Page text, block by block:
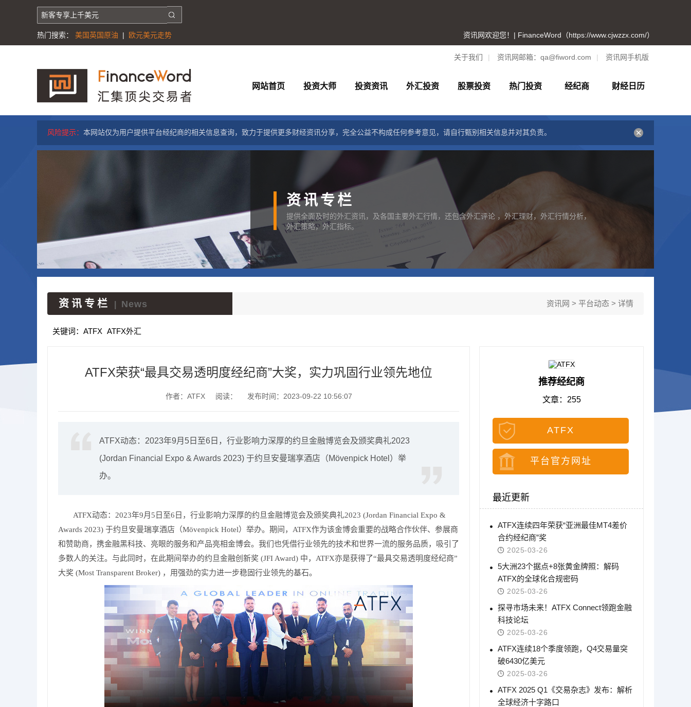
热门搜索： 美国英国原油 | 欧元美元走势 资讯网欢迎您！| FinanceWord（https://www.cjwzzx.com/）
关于我们 | 资讯网邮箱： qa@fiword.com | 资讯网手机版
网站首页 投资大师 投资资讯 外汇投资 股票投资 热门投资 经纪商 财经日历
风险提示： 本网站仅为用户提供平台经纪商的相关信息查询，致力于提供更多财经资讯分享，完全公益不构成任何参考意见，请自行甄别相关信息并对其负责。
资讯专栏
提供全面及时的外汇资讯，及各国主要外汇行情，还包含外汇评论 ，外汇理财，外汇行情分析，
外汇策略，外汇指标。
资讯专栏 News 资讯网 > 平台动态 > 详情
关键词： ATFX ATFX外汇
ATFX荣获“最具交易透明度经纪商”大奖，实力巩固行业领先地位
作者：ATFX 阅读： 发布时间：2023-09-22 10:56:07
ATFX动态：2023年9月5日至6日，行业影响力深厚的约旦金融博览会及颁奖典礼2023
(Jordan Financial Expo & Awards 2023) 于约旦安曼瑞享酒店（Mövenpick Hotel）举
办。
ATFX动态： 2023年9月5日至6日，行业影响力深厚的约旦金融博览会及颁奖典礼2023 (Jordan Financial Expo &
Awards 2023) 于约旦安曼瑞享酒店（Mövenpick Hotel）举办。期间，ATFX作为该金博会重要的战略合作伙伴、参展商
和赞助商，携金融黑科技、亮眼的服务和产品亮相金博会。我们也凭借行业领先的技术和世界一流的服务品质，吸引了
多数人的关注。与此同时，在此期间举办的约旦金融创新奖 (JFI Award) 中，ATFX亦是获得了“最具交易透明度经纪商”
大奖 (Most Transparent Broker) ，用强劲的实力进一步稳固行业领先的基石。
推荐经纪商
文章：255
ATFX
平台官方网址
最近更新
ATFX连续四年荣获“亚洲最佳MT4差价
合约经纪商”奖
2025-03-26
5大洲23个据点+8张黄金牌照：解码
ATFX的全球化合规密码
2025-03-26
探寻市场未来！ATFX Connect领跑金融
科技论坛
2025-03-26
ATFX连续18个季度领跑，Q4交易量突
破6430亿美元
2025-03-26
ATFX 2025 Q1《交易杂志》发布：解析
全球经济十字路口